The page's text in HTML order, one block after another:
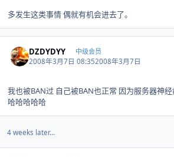
多发生这类事情 偶就有机会进去了。
DZDYDYY 中级会员
2008年3月7日 08:352008年3月7日
我也被BAN过 自己被BAN也正常 因为服务器神
哈哈哈哈哈
4 weeks later...